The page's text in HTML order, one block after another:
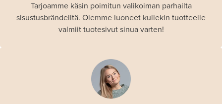
Tarjoamme käsin poimitun valikoiman parhailta
sisustusbrändeiltä. Olemme luoneet kullekin tuotteelle
valmiit tuotesivut sinua varten!